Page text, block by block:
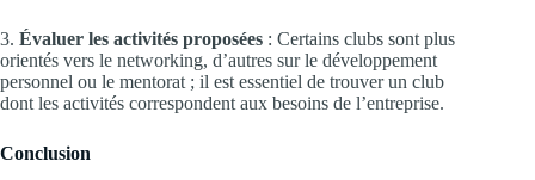
3. Évaluer les activités proposées : Certains clubs sont plus
orientés vers le networking, d’autres sur le développement
personnel ou le mentorat ; il est essentiel de trouver un club
dont les activités correspondent aux besoins de l’entreprise.
Conclusion